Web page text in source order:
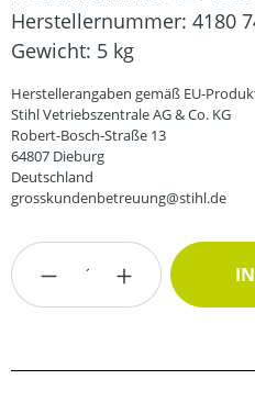
Herstellernummer: 4180
Gewicht: 5 kg
Herstellerangaben gemäß EU-
Stihl Vetriebszentrale AG & Co. KG
Robert-Bosch-Straße 13
64807 Dieburg
Deutschland
grosskundenbetreuung@stihl.de
Produkt Anzahl: Gib